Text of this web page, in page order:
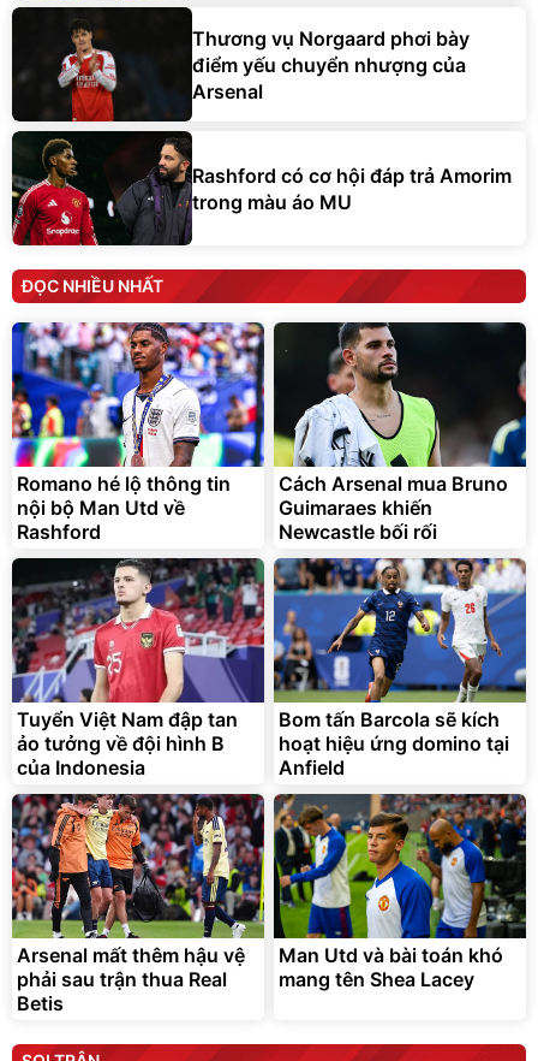
Thương vụ Norgaard phơi bày
điểm yếu chuyển nhượng của
Arsenal
Rashford có cơ hội đáp trả Amorim
trong màu áo MU
ĐỌC NHIỀU NHẤT
Romano hé lộ thông tin
nội bộ Man Utd về
Rashford
Cách Arsenal mua Bruno
Guimaraes khiến
Newcastle bối rối
Tuyển Việt Nam đập tan
ảo tưởng về đội hình B
của Indonesia
Bom tấn Barcola sẽ kích
hoạt hiệu ứng domino tại
Anfield
Arsenal mất thêm hậu vệ
phải sau trận thua Real
Betis
Man Utd và bài toán khó
mang tên Shea Lacey